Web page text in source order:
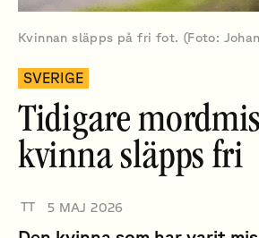
Kvinnan släpps på fri fot. (Foto:
SVERIGE
Tidigare
kvinna släpps fri
TT 5 MAJ 2026